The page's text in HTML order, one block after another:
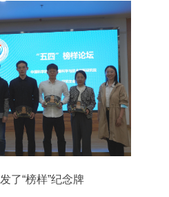
了“榜样”纪念牌